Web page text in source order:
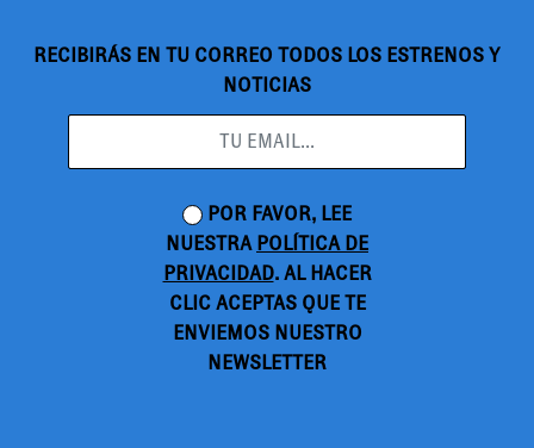
RECIBIRÁS EN TU CORREO TODOS LOS ESTRENOS Y
NOTICIAS
POR FAVOR, LEE
NUESTRA POLÍTICA DE
PRIVACIDAD. AL HACER
CLIC ACEPTAS QUE TE
ENVIEMOS NUESTRO
NEWSLETTER